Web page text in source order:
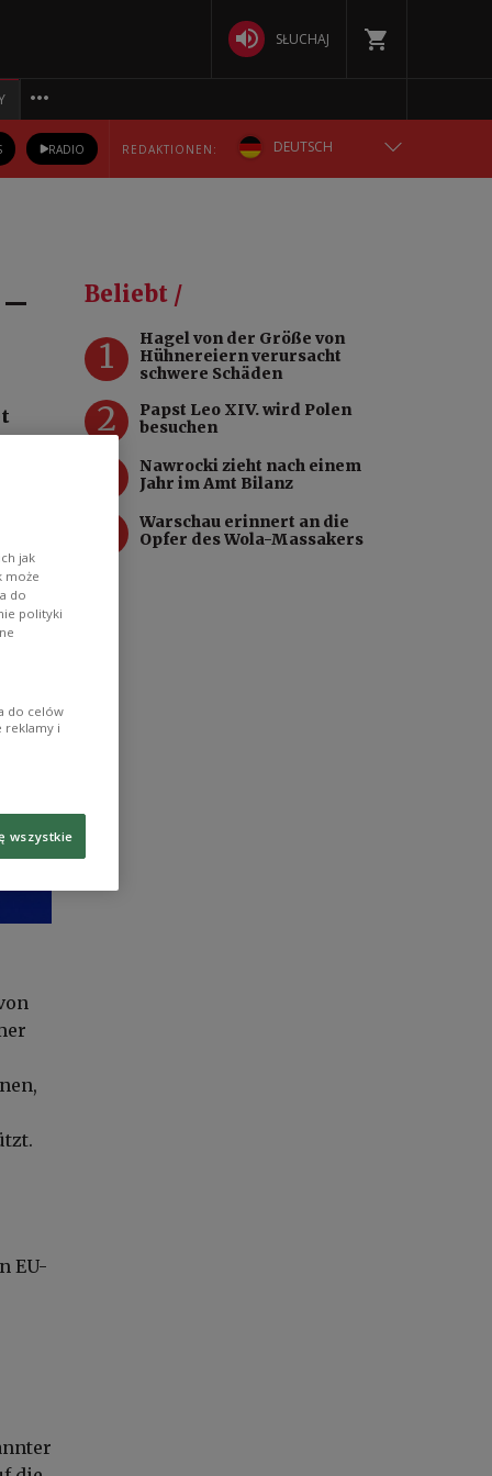
SŁUCHAJ
RADIO REDAKTIONEN: DEUTSCH
БЕЛАРУСКАЯ
EU-
Beliebt /
1
Hagel von der Größe von
Hühnereiern verursacht
schwere Schäden
2
Papst Leo XIV. wird Polen
besuchen
Nawrocki zieht nach einem
Jahr im Amt Bilanz
Warschau erinnert an die
Opfer des Wola-Massakers
jak
może
do
polityki
do celów
reklamy i
wszystkie